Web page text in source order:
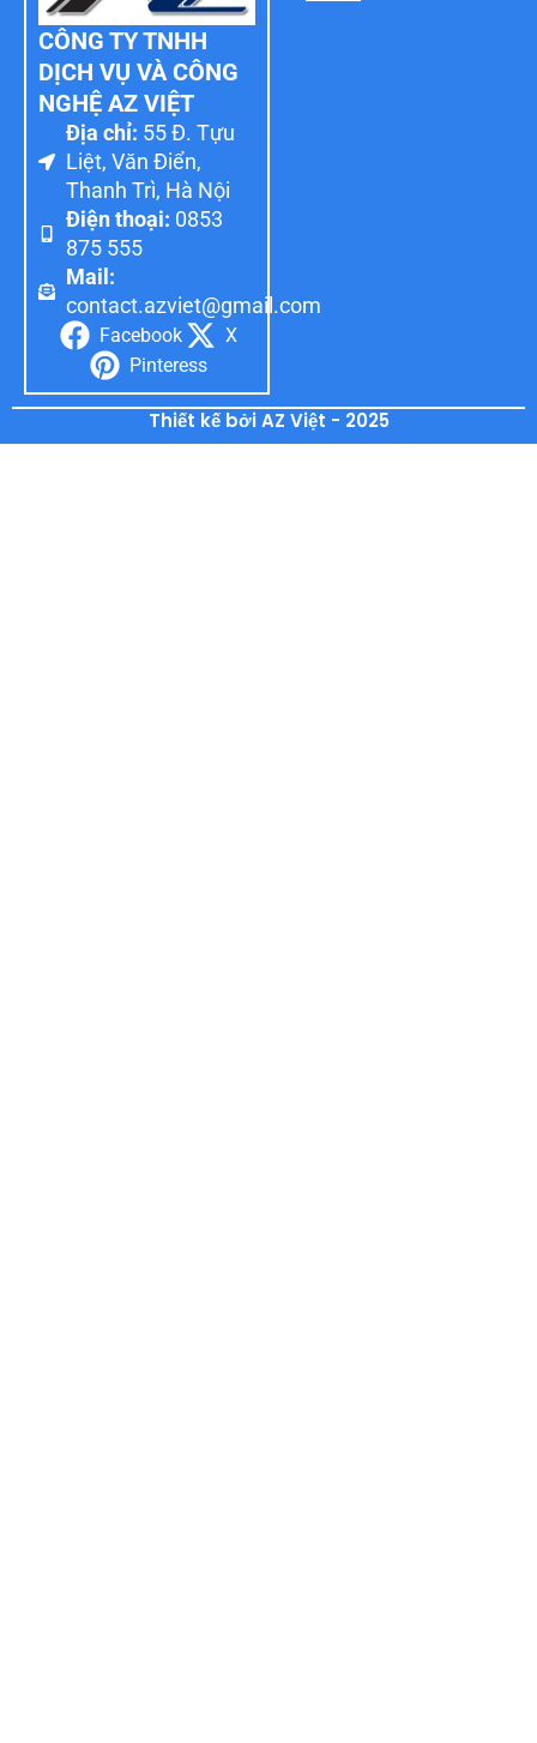
CÔNG TY TNHH
DỊCH VỤ VÀ CÔNG
NGHỆ AZ VIỆT
Địa chỉ: 55 Đ. Tựu
Liệt, Văn Điển,
Thanh Trì, Hà Nội
Điện thoại: 0853
875 555
Mail:
contact.azviet@gmail.com
Facebook
X
Pinteress
Thiết kế bởi AZ Việt - 2025